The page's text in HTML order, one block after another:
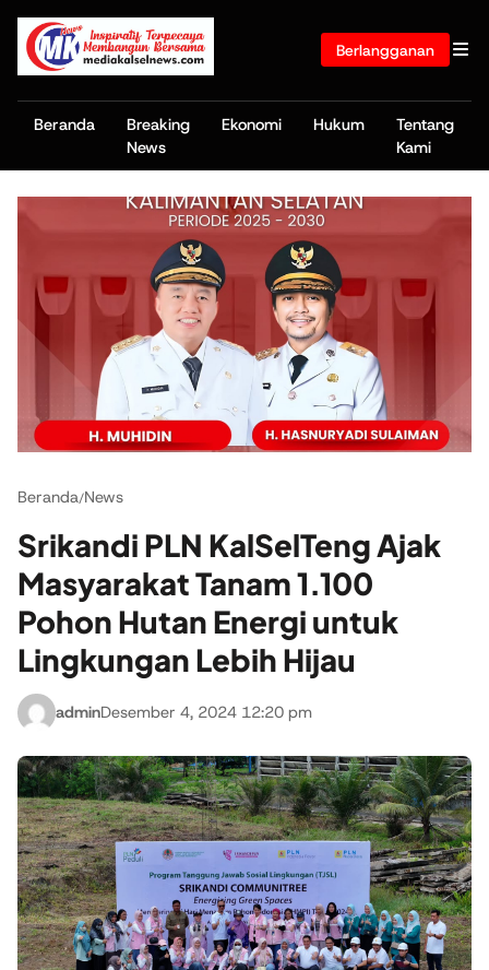
Berlangganan
Beranda
Breaking
News
Ekonomi Hukum
Tentang
Kami
Beranda/News
Srikandi PLN KalSelTeng Ajak
Masyarakat Tanam 1.100
Pohon Hutan Energi untuk
Lingkungan Lebih Hijau
adminDesember 4, 2024 12:20 pm